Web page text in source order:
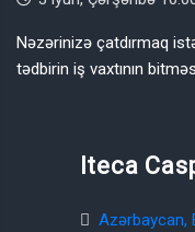
Nəzərinizə çatdırmaq
tədbirin iş vaxtının
Iteca
Azərbaycan,